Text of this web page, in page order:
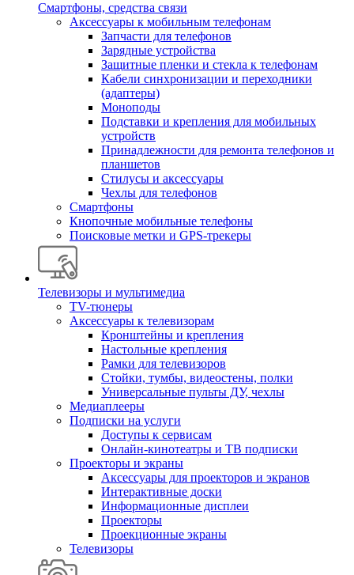
Смартфоны, средства связи
Аксессуары к мобильным телефонам
Запчасти для телефонов
Зарядные устройства
Защитные пленки и стекла к телефонам
Кабели синхронизации и переходники
(адаптеры)
Моноподы
Подставки и крепления для мобильных
устройств
Принадлежности для ремонта телефонов и
планшетов
Стилусы и аксессуары
Чехлы для телефонов
Смартфоны
Кнопочные мобильные телефоны
Поисковые метки и GPS-трекеры
Телевизоры и мультимедиа
TV-тюнеры
Аксессуары к телевизорам
Кронштейны и крепления
Настольные крепления
Рамки для телевизоров
Стойки, тумбы, видеостены, полки
Универсальные пульты ДУ, чехлы
Медиаплееры
Подписки на услуги
Доступы к сервисам
Онлайн-кинотеатры и ТВ подписки
Проекторы и экраны
Аксессуары для проекторов и экранов
Интерактивные доски
Информационные дисплеи
Проекторы
Проекционные экраны
Телевизоры